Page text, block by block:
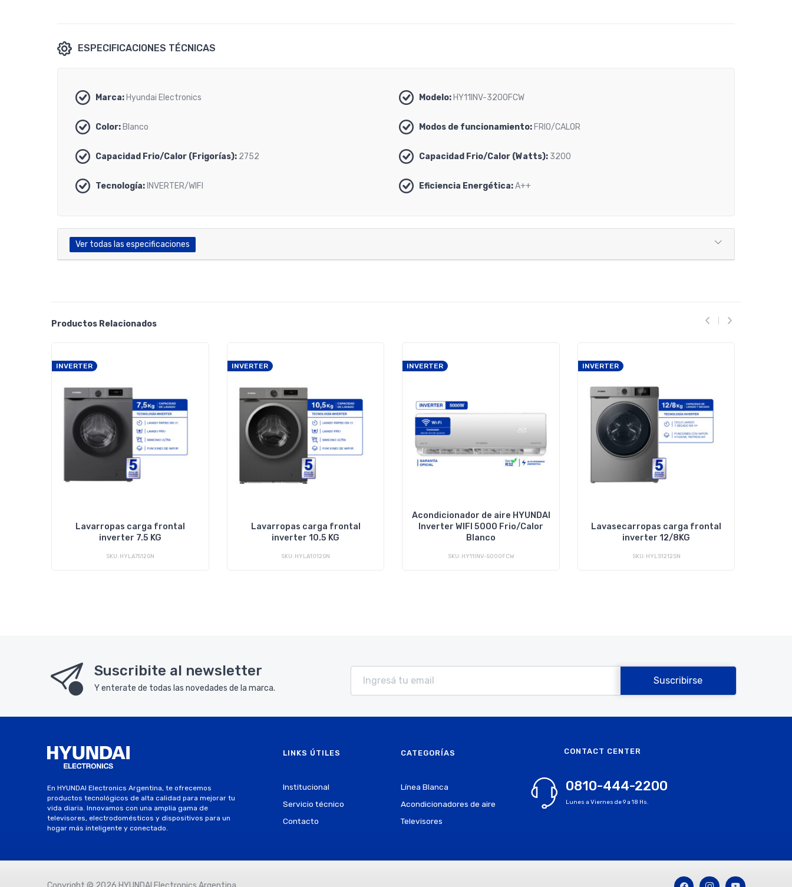
ESPECIFICACIONES TÉCNICAS
Marca: Hyundai Electronics Modelo: HY11INV-3200FCW
Color: Blanco Modos de funcionamiento: FRIO/CALOR
Capacidad Frio/Calor (Frigorías): 2752 Capacidad Frio/Calor (Watts): 3200
Tecnología: INVERTER/WIFI Eficiencia Energética:A++
Ver todas las especificaciones
Productos Relacionados
SKU: HYLA7512GN
Lavarropas carga frontal
inverter 7.5 KG
INVERTER
SKU: HYLA1012GN
Lavarropas carga frontal
inverter 10.5 KG
INVERTER
SKU: HY11INV-5000FCW
Acondicionador de aire HYUNDAI
Inverter WIFI 5000 Frio/Calor
Blanco
INVERTER
SKU: HYLS1212SN
Lavasecarropas carga frontal
inverter 12/8KG
INVERTER
Suscribite al newsletter
Y enterate de todas las novedades de la marca.
Suscribirse
En HYUNDAI Electronics Argentina, te ofrecemos
productos tecnológicos de alta calidad para mejorar tu
vida diaria. Innovamos con una amplia gama de
televisores, electrodomésticos y dispositivos para un
hogar más inteligente y conectado.
LINKS ÚTILES
Institucional
Servicio técnico
Contacto
CATEGORÍAS
Línea Blanca
Acondicionadores de aire
Televisores
CONTACT CENTER
0810-444-2200
Lunes a Viernes de 9 a 18 Hs.